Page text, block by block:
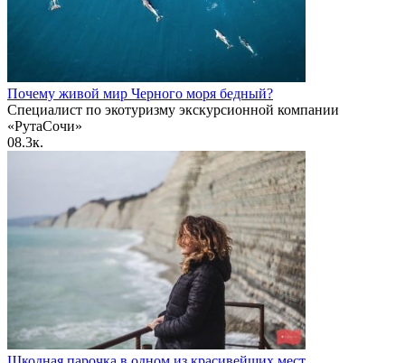
Почему живой мир Черного моря бедный?
Специалист по экотуризму экскурсионной компании
«РутаСочи»
08.3к.